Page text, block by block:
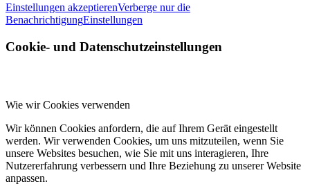
Einstellungen akzeptierenVerberge nur die
BenachrichtigungEinstellungen
Cookie- und Datenschutzeinstellungen
Wie wir Cookies verwenden
Wir können Cookies anfordern, die auf Ihrem Gerät eingestellt
werden. Wir verwenden Cookies, um uns mitzuteilen, wenn Sie
unsere Websites besuchen, wie Sie mit uns interagieren, Ihre
Nutzererfahrung verbessern und Ihre Beziehung zu unserer Website
anpassen.